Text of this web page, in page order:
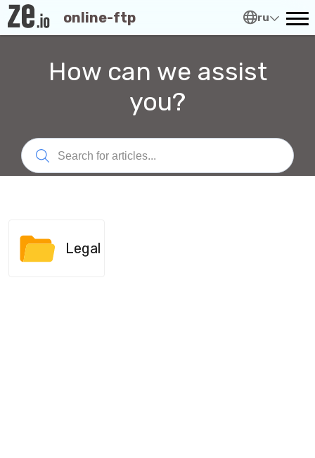
online-ftp ru
How can we assist
you?
Legal